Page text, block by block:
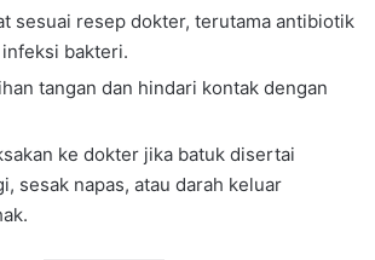
sesuai resep dokter, terutama antibiotik
bakteri.
tangan dan hindari kontak dengan
ke dokter jika batuk disertai
sesak napas, atau darah keluar